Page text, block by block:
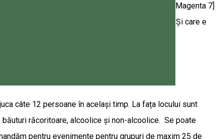
bijuteria proprie dintr-o piatră semiprețioasă. Magenta 7]
ului si rudele lui din Europa? Dar rețeta ei o știi? Și care e
câte 12 persoane în același timp. La fața locului sunt
răcoritoare, alcoolice și non-alcoolice. Se poate
pentru evenimente pentru grupuri de maxim 25 de